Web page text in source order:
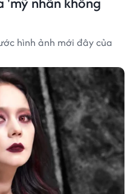
hình ảnh mới đây của